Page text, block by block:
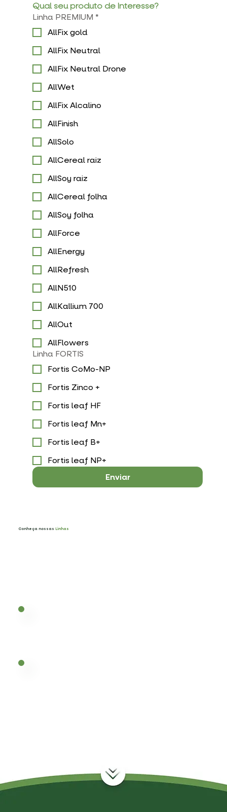
Conheça nossas Linhas
Qual seu produto de Interesse?
Linha PREMIUM *
AllFix gold
AllFix Neutral
AllFix Neutral Drone
AllWet
AllFix Alcalino
AllFinish
AllSolo
AllCereal raiz
AllSoy raiz
AllCereal folha
AllSoy folha
AllForce
AllEnergy
AllRefresh
AllN510
AllKallium 700
AllOut
AllFlowers
Linha FORTIS
Fortis CoMo-NP
Fortis Zinco +
Fortis leaf HF
Fortis leaf Mn+
Fortis leaf B+
Fortis leaf NP+
Enviar